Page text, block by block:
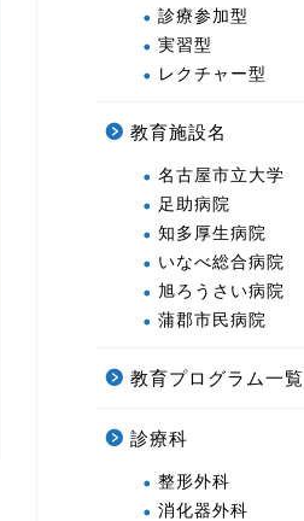
診療参加型
実習型
レクチャー型
教育施設名
名古屋市立大学
足助病院
知多厚生病院
いなべ総合病院
旭ろうさい病院
蒲郡市民病院
教育プログラム一覧
診療科
整形外科
消化器外科